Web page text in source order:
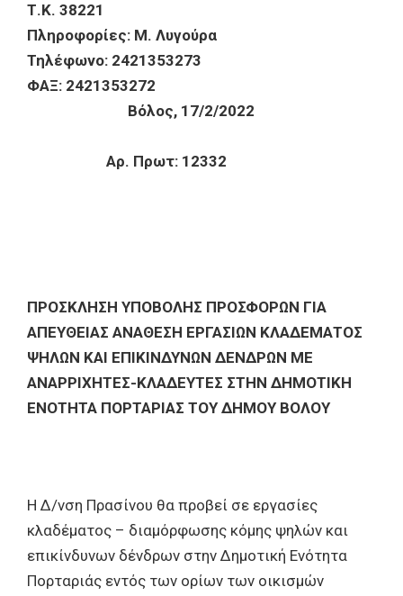
Τ.Κ. 38221
Πληροφορίες: Μ. Λυγούρα
Τηλέφωνο: 2421353273
ΦΑΞ: 2421353272
Βόλος, 17/2/2022
Αρ. Πρωτ: 12332
ΠΡΟΣΚΛΗΣΗ ΥΠΟΒΟΛΗΣ ΠΡΟΣΦΟΡΩΝ ΓΙΑ
ΑΠΕΥΘΕΙΑΣ ΑΝΑΘΕΣΗ ΕΡΓΑΣΙΩΝ ΚΛΑΔΕΜΑΤΟΣ
ΨΗΛΩΝ ΚΑΙ ΕΠΙΚΙΝΔΥΝΩΝ ΔΕΝΔΡΩΝ ΜΕ
ΑΝΑΡΡΙΧΗΤΕΣ-ΚΛΑΔΕΥΤΕΣ ΣΤΗΝ ΔΗΜΟΤΙΚΗ
ΕΝΟΤΗΤΑ ΠΟΡΤΑΡΙΑΣ ΤΟΥ ΔΗΜΟΥ ΒΟΛΟΥ
Η Δ/νση Πρασίνου θα προβεί σε εργασίες
κλαδέματος – διαμόρφωσης κόμης ψηλών και
επικίνδυνων δένδρων στην Δημοτική Ενότητα
Πορταριάς εντός των ορίων των οικισμών